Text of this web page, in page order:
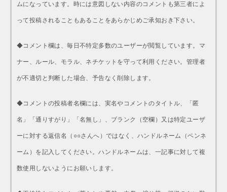
ムになっています。時には意図しない内容のコメントも第三者によ
って投稿されることもあることをあらかじめご承知おき下さい。
◆コメント欄は、毎日不特定多数のユーザーが閲覧しています。マ
ナー、ルール、モラル、ネチケットを守って利用ください。管理者
が不適切と判断した場合、予告なく削除します。
◆コメントの投稿者名欄には、実名やコメントのタイトル、「匿
名」「通りすがり」「名無し」、ブランク（空欄）又は特定ユーザ
ーに対する返信名（○○さんへ）ではなく、ハンドルネーム（ペンネ
ーム）を記入してください。ハンドルネームは、一記事に対して複
数使用しないようにお願いします。